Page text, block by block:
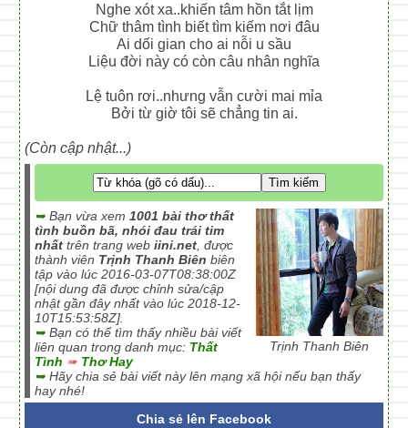
Nghe xót xa..khiến tâm hồn tắt lịm
Chữ thâm tình biết tìm kiếm nơi đâu
Ai dối gian cho ai nỗi u sầu
Liệu đời này có còn câu nhân nghĩa
Lệ tuôn rơi..nhưng vẫn cười mai mỉa
Bởi từ giờ tôi sẽ chẳng tin ai.
(Còn cập nhật...)
Trịnh Thanh Biên
➥ Bạn vừa xem1001 bài thơ thất
tình buồn bã, nhói đau trái tim
nhất trên trang webiini.net , được
thành viên Trịnh Thanh Biên biên
tập vào lúc 2016-03-07T08:38:00Z
[nội dung đã được chỉnh sửa/cập
nhật gần đây nhất vào lúc 2018-12-
10T15:53:58Z].
➥ Bạn có thể tìm thấy nhiều bài viết
liên quan trong danh mục: Thất
Tình ➠ Thơ Hay
➥ Hãy chia sẻ bài viết này lên mạng xã hội nếu bạn thấy
hay nhé!
Chia sẻ lên Facebook